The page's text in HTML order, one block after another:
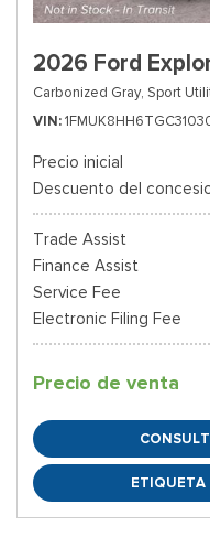
2026 Ford
Carbonized Gray, Sport
VIN
Precio inicial
Descuento del
Trade Assist
Finance Assist
Service Fee
Electronic Filing Fee
Precio de venta
ETIQUETA